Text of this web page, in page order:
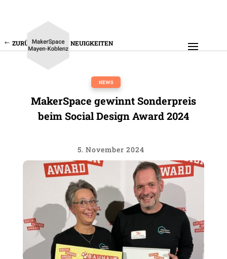
ZURÜCK ZU ALLEN NEUIGKEITEN
NEWS
Maker­Space gewinnt Sonder­preis
beim Social Design Award 2024
5. November 2024